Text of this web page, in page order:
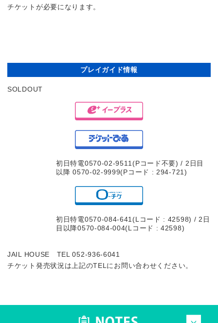
チケットが必要になります。
プレイガイド情報
SOLDOUT
初日特電0570-02-9511(Pコード不要) / 2日目
以降 0570-02-9999(Pコード : 294-721)
初日特電0570-084-641(Lコード : 42598) / 2日
目以降0570-084-004(Lコード : 42598)
JAIL HOUSE TEL 052-936-6041
チケット発売状況は上記のTELにお問い合わせください。